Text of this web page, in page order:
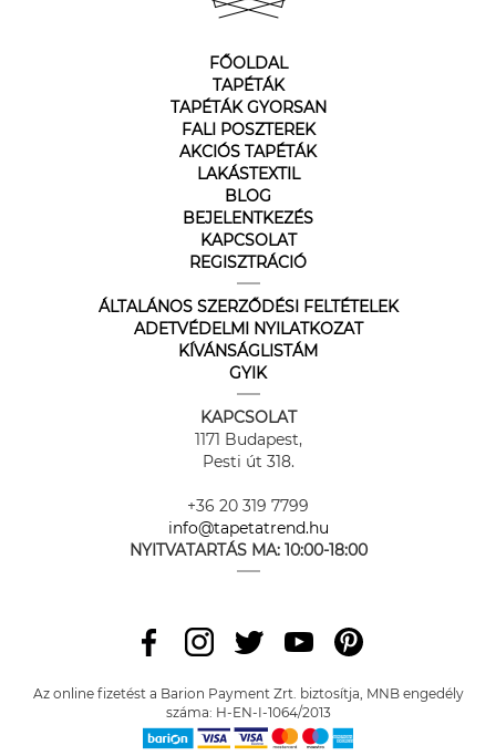
FŐOLDAL
TAPÉTÁK
TAPÉTÁK GYORSAN
FALI POSZTEREK
AKCIÓS TAPÉTÁK
LAKÁSTEXTIL
BLOG
BEJELENTKEZÉS
KAPCSOLAT
REGISZTRÁCIÓ
ÁLTALÁNOS SZERZŐDÉSI FELTÉTELEK
ADETVÉDELMI NYILATKOZAT
KÍVÁNSÁGLISTÁM
GYIK
KAPCSOLAT
1171 Budapest,
Pesti út 318.
+36 20 319 7799
info@tapetatrend.hu
NYITVATARTÁS MA: 10:00-18:00
Az online fizetést a Barion Payment Zrt. biztosítja, MNB engedély
száma: H-EN-I-1064/2013